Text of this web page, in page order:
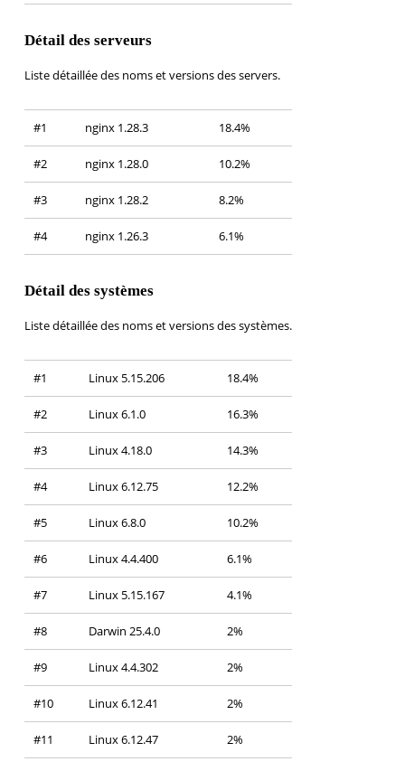
Détail des serveurs
Liste détaillée des noms et versions des servers.
#1 nginx 1.28.3 18.4%
#2 nginx 1.28.0 10.2%
#3 nginx 1.28.2 8.2%
#4 nginx 1.26.3 6.1%
Détail des systèmes
Liste détaillée des noms et versions des systèmes.
#1 Linux 5.15.206 18.4%
#2 Linux 6.1.0 16.3%
#3 Linux 4.18.0 14.3%
#4 Linux 6.12.75 12.2%
#5 Linux 6.8.0 10.2%
#6 Linux 4.4.400 6.1%
#7 Linux 5.15.167 4.1%
#8 Darwin 25.4.0 2%
#9 Linux 4.4.302 2%
#10 Linux 6.12.41 2%
#11 Linux 6.12.47 2%